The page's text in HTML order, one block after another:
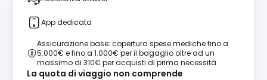
App dedicata
Assicurazione base: copertura spese mediche fino a
5.000€ e fino a 1.000€ per il bagaglio oltre ad un
massimo di 310€ per acquisti di prima necessità
La quota di viaggio non comprende